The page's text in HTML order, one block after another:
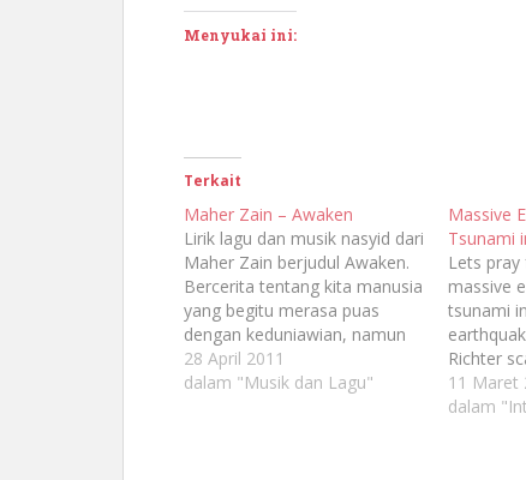
Menyukai ini:
Terkait
Maher Zain – Awaken
Lirik lagu dan musik nasyid dari
Maher Zain berjudul Awaken.
Bercerita tentang kita manusia
yang begitu merasa puas
dengan keduniawian, namun
teramat lupa: APAKAH TUHAN
PUAS DENGAN KITA?
28 April 2011
dalam "Musik dan Lagu"
Massive
Tsunami
Lets pray
massive
tsunami
Richter
Japan
Japan
11 Maret
dalam